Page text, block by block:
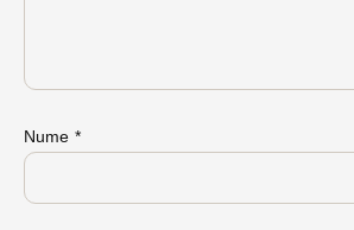
Nume *